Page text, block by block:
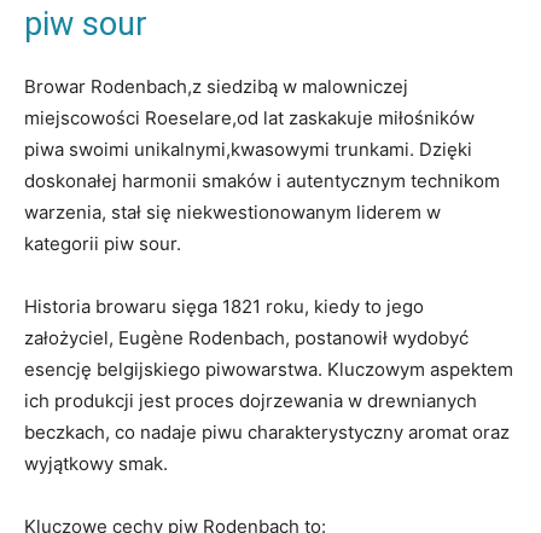
piw sour
Browar Rodenbach,z⁣ siedzibą w ⁤malowniczej
miejscowości⁤ Roeselare,od⁢ lat ⁣zaskakuje miłośników
⁢piwa swoimi ‍unikalnymi,kwasowymi trunkami. Dzięki
‍doskonałej harmonii smaków i autentycznym ⁢technikom
warzenia, stał⁢ się niekwestionowanym⁤ liderem⁤ w
kategorii piw sour.
Historia browaru sięga 1821 ​roku, ‍kiedy to jego
założyciel, Eugène Rodenbach,⁤ postanowił wydobyć
esencję ⁢belgijskiego piwowarstwa. ‍Kluczowym aspektem
ich produkcji jest proces dojrzewania ⁤w drewnianych⁣
beczkach,​ co nadaje piwu charakterystyczny aromat oraz
wyjątkowy smak.
Kluczowe cechy piw Rodenbach ​to: